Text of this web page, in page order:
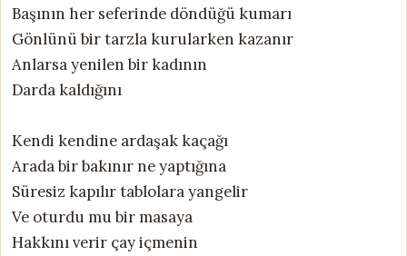
Başının her seferinde döndüğü kumarı
Gönlünü bir tarzla kurularken kazanır
Anlarsa yenilen bir kadının
Darda kaldığını
Kendi kendine ardaşak kaçağı
Arada bir bakınır ne yaptığına
Süresiz kapılır tablolara yangelir
Ve oturdu mu bir masaya
Hakkını verir çay içmenin